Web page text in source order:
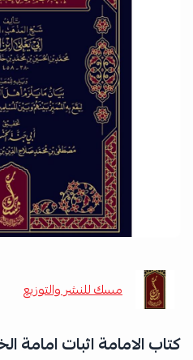
مسك للنشر والتوزيع
كتاب الامامة اثبات امامة